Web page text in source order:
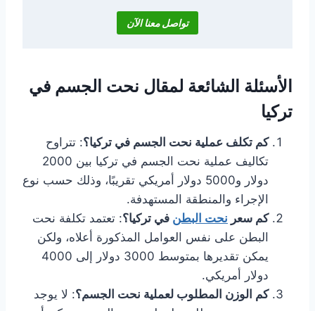
تواصل معنا الآن
الأسئلة الشائعة لمقال نحت الجسم في
تركيا
كم تكلف عملية نحت الجسم في تركيا؟: تتراوح
تكاليف عملية نحت الجسم في تركيا بين 2000
دولار و5000 دولار أمريكي تقريبًا، وذلك حسب نوع
الإجراء والمنطقة المستهدفة.
كم سعر نحت البطن في تركيا؟: تعتمد تكلفة نحت
البطن على نفس العوامل المذكورة أعلاه، ولكن
يمكن تقديرها بمتوسط 3000 دولار إلى 4000
دولار أمريكي.
كم الوزن المطلوب لعملية نحت الجسم؟: لا يوجد